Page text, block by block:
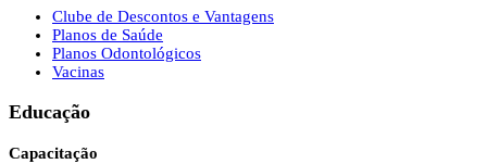
Clube de Descontos e Vantagens
Planos de Saúde
Planos Odontológicos
Vacinas
Educação
Capacitação